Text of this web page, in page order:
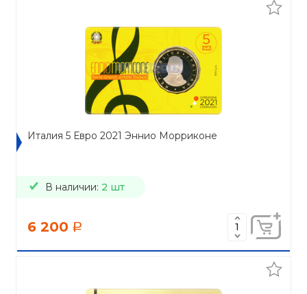
Италия 5 Евро 2021 Эннио Морриконе
В наличии: 2 шт
6 200 a